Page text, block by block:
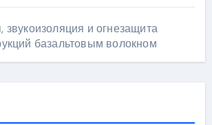
звукоизоляция и огнезащита
базальтовым волокном